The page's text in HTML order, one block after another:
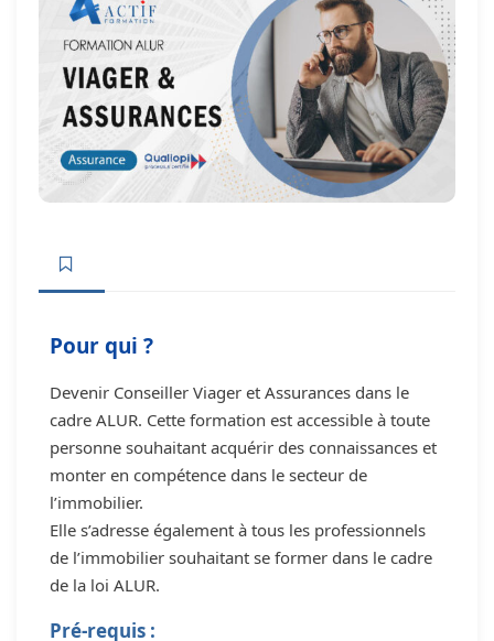
Pour qui ?
Devenir Conseiller Viager et Assurances dans le
cadre ALUR. Cette formation est accessible à toute
personne souhaitant acquérir des connaissances et
monter en compétence dans le secteur de
l’immobilier.
Elle s’adresse également à tous les professionnels
de l’immobilier souhaitant se former dans le cadre
de la loi ALUR.
Pré-requis :